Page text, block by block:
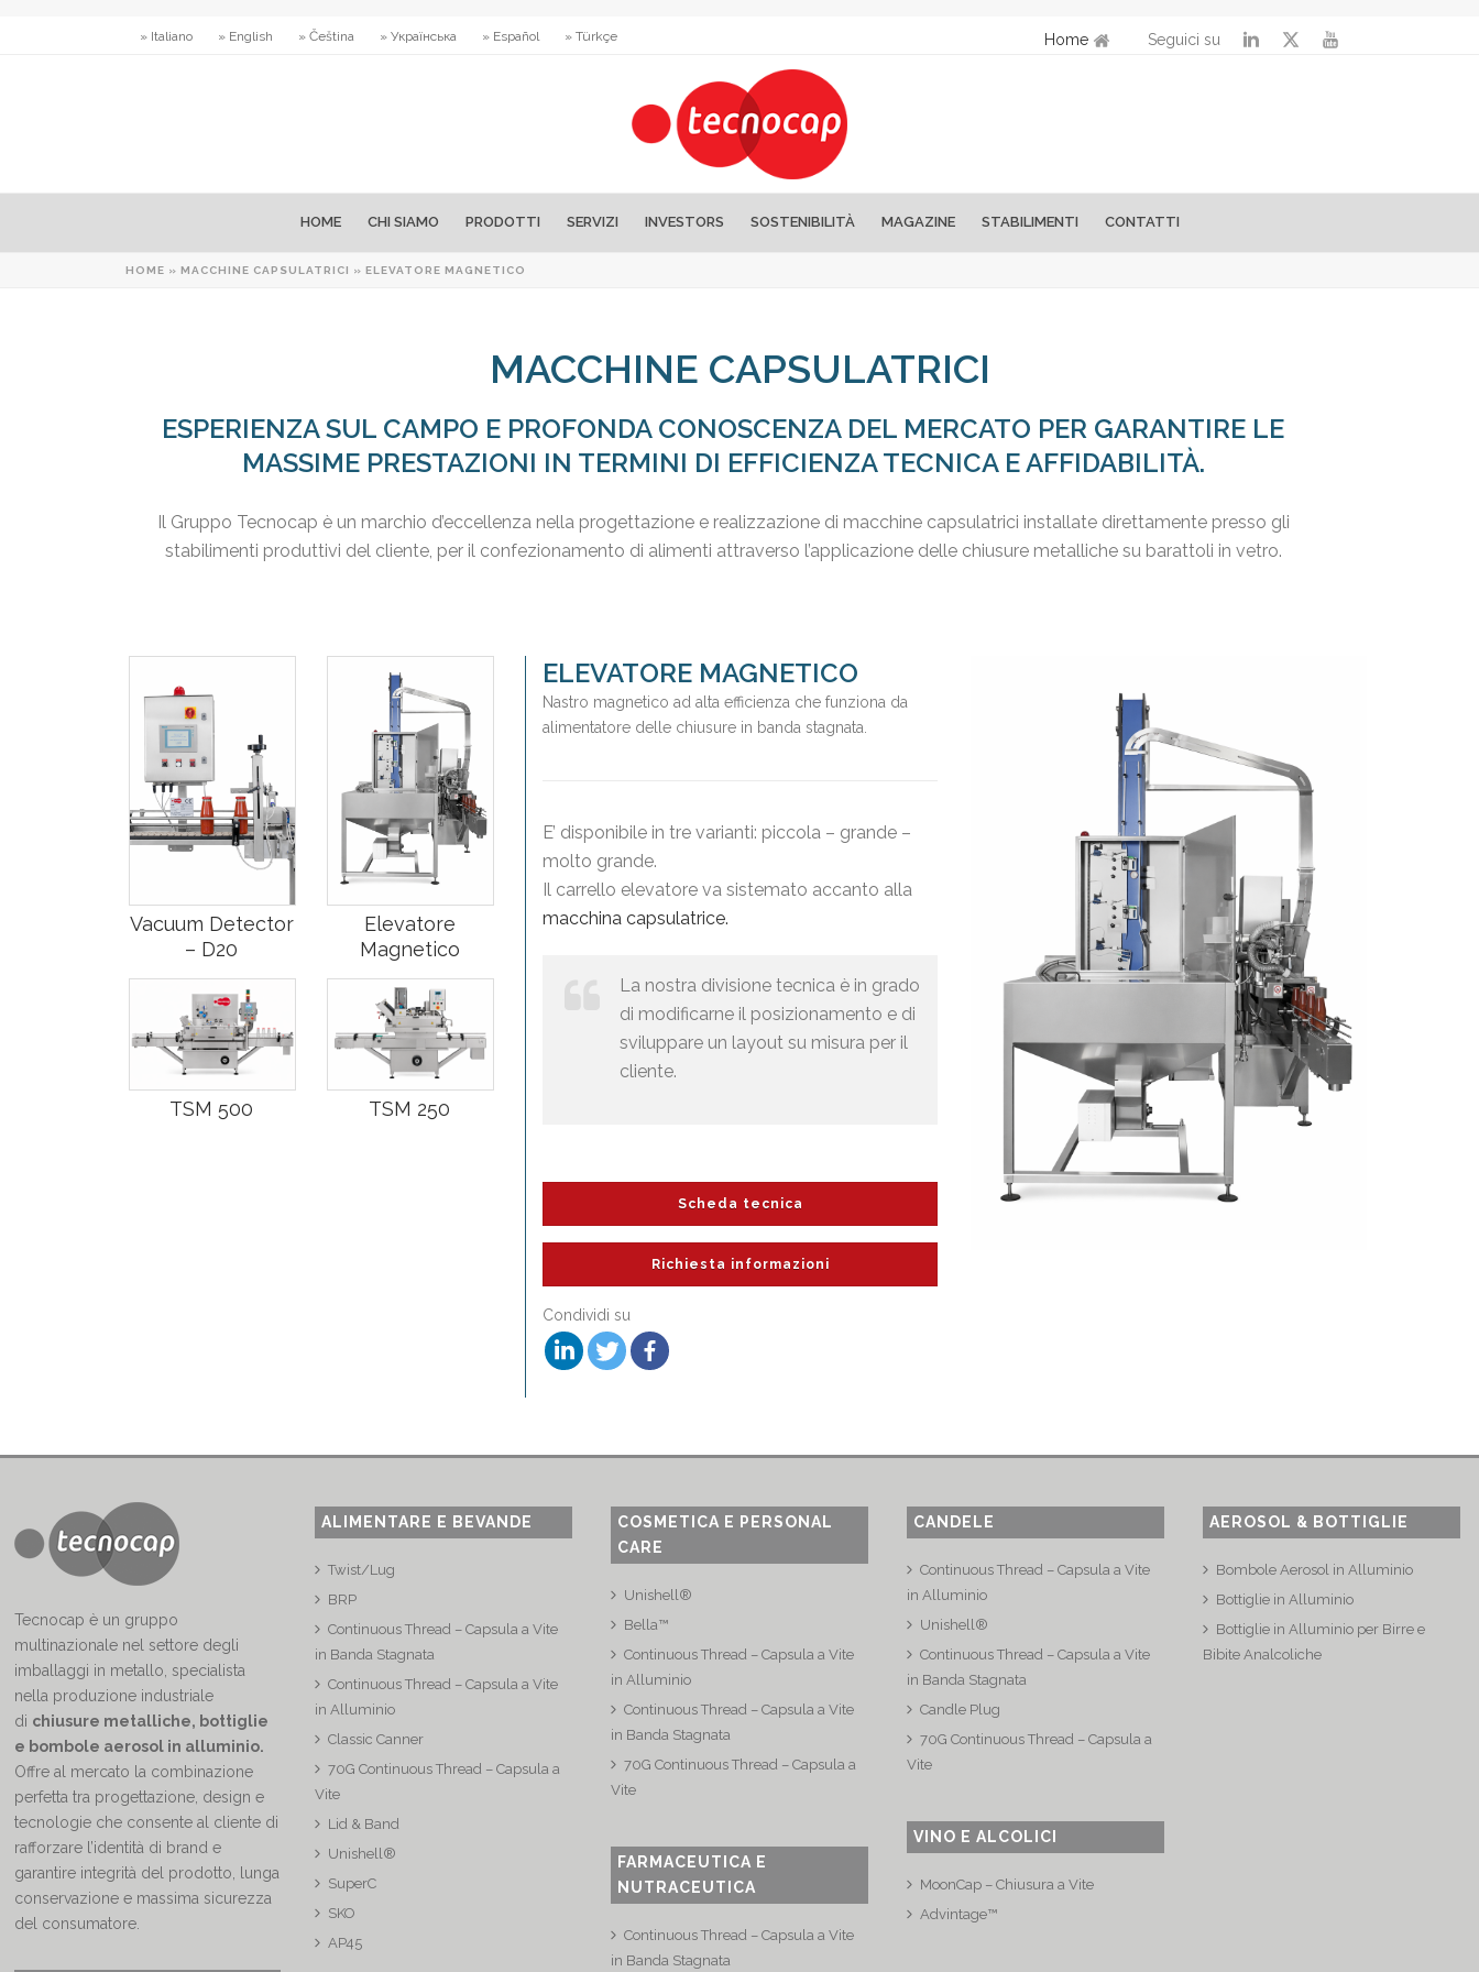
» Italiano » English » Čeština » Українська » Español » Türkçe Home Seguici su
HOME CHI SIAMO PRODOTTI SERVIZI INVESTORS SOSTENIBILITÀ MAGAZINE STABILIMENTI CONTATTI
HOME » MACCHINE CAPSULATRICI » ELEVATORE MAGNETICO
MACCHINE CAPSULATRICI
ESPERIENZA SUL CAMPO E PROFONDA CONOSCENZA DEL MERCATO PER GARANTIRE LE
MASSIME PRESTAZIONI IN TERMINI DI EFFICIENZA TECNICA E AFFIDABILITÀ.
Il Gruppo Tecnocap è un marchio d’eccellenza nella progettazione e realizzazione di macchine capsulatrici installate direttamente presso gli
stabilimenti produttivi del cliente, per il confezionamento di alimenti attraverso l’applicazione delle chiusure metalliche su barattoli in vetro.
Vacuum Detector
– D20
Elevatore
Magnetico
TSM 500 TSM 250
ELEVATORE MAGNETICO
Nastro magnetico ad alta efficienza che funziona da
alimentatore delle chiusure in banda stagnata.
E’ disponibile in tre varianti: piccola – grande –
molto grande.
Il carrello elevatore va sistemato accanto alla
macchina capsulatrice.
La nostra divisione tecnica è in grado
di modificarne il posizionamento e di
sviluppare un layout su misura per il
cliente.
Scheda tecnica
Richiesta informazioni
Condividi su
Tecnocap è un gruppo
multinazionale nel settore degli
imballaggi in metallo, specialista
nella produzione industriale
di chiusure metalliche, bottiglie
e bombole aerosol in alluminio.
Offre al mercato la combinazione
perfetta tra progettazione, design e
tecnologie che consente al cliente di
rafforzare l’identità di brand e
garantire integrità del prodotto, lunga
conservazione e massima sicurezza
del consumatore.
ALIMENTARE E BEVANDE
Twist/Lug
BRP
Continuous Thread – Capsula a Vite
in Banda Stagnata
Continuous Thread – Capsula a Vite
in Alluminio
Classic Canner
70G Continuous Thread – Capsula a
Vite
Lid & Band
Unishell®
SuperC
SKO
AP45
COSMETICA E PERSONAL
CARE
Unishell®
Bella™
Continuous Thread – Capsula a Vite
in Alluminio
Continuous Thread – Capsula a Vite
in Banda Stagnata
70G Continuous Thread – Capsula a
Vite
FARMACEUTICA E
NUTRACEUTICA
Continuous Thread – Capsula a Vite
in Banda Stagnata
CANDELE
Continuous Thread – Capsula a Vite
in Alluminio
Unishell®
Continuous Thread – Capsula a Vite
in Banda Stagnata
Candle Plug
70G Continuous Thread – Capsula a
Vite
VINO E ALCOLICI
MoonCap – Chiusura a Vite
Advintage™
AEROSOL & BOTTIGLIE
Bombole Aerosol in Alluminio
Bottiglie in Alluminio
Bottiglie in Alluminio per Birre e
Bibite Analcoliche